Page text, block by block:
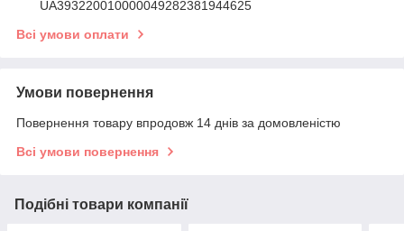
UA393220010000049282381944625
Всі умови оплати
Умови повернення
Повернення товару впродовж 14 днів за домовленістю
Всі умови повернення
Подібні товари компанії